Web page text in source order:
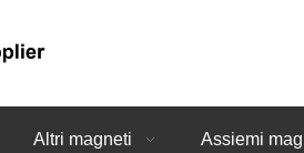
Altri magneti Assiemi